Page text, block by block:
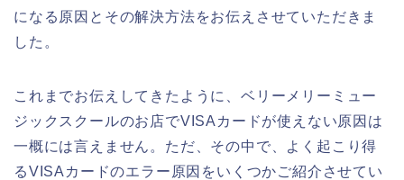
になる原因とその解決方法をお伝えさせていただきま
した。
これまでお伝えしてきたように、ベリーメリーミュー
ジックスクールのお店でVISAカードが使えない原因は
一概には言えません。ただ、その中で、よく起こり得
るVISAカードのエラー原因をいくつかご紹介させてい